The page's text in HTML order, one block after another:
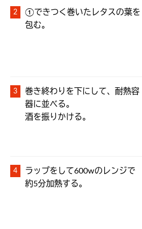
①できつく巻いたレタスの葉を
包む。
巻き終わりを下にして、耐熱容
器に並べる。
酒を振りかける。
ラップをして600wのレンジで
約5分加熱する。